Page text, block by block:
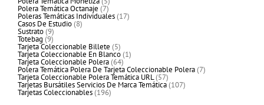
productos
Polera Temática Octanaje 77
productos
Poleras Temáticas Individuales 1717
productos
Casos De Estudio 88
productos
Sustrato 99
productos
Totebag 99
productos
Tarjeta Coleccionable Billete 55
productos
Tarjeta Coleccionable En Blanco 11
producto
Tarjeta Coleccionable Polera 6464
productos
Polera Temática Polera De Tarjeta Coleccionable Polera 77
productos
Tarjeta Coleccionable Polera Temática URL 5757
productos
Tarjetas Bursátiles Servicios De Marca Temática 107107
productos
Tarjetas Coleccionables 196196
productos